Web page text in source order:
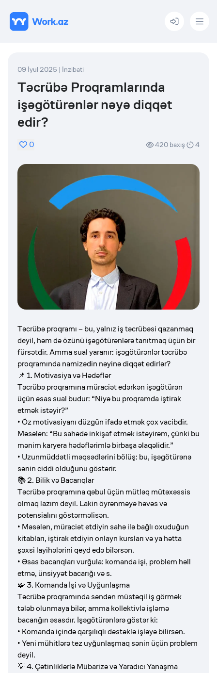
Menu
09 İyul 2025 | İnzibati
Təcrübə Proqramlarında
işəgötürənlər nəyə diqqət
edir?
0 420 baxış 4
Təcrübə proqramı – bu, yalnız iş təcrübəsi qazanmaq
deyil, həm də özünü işəgötürənlərə tanıtmaq üçün bir
fürsətdir. Amma sual yaranır: işəgötürənlər təcrübə
proqramında namizədin nəyinə diqqət edirlər?
📌 1. Motivasiya və Hədəflər
Təcrübə proqramına müraciət edərkən işəgötürən
üçün əsas sual budur: “Niyə bu proqramda iştirak
etmək istəyir?”
• Öz motivasiyanı düzgün ifadə etmək çox vacibdir.
Məsələn: “Bu sahədə inkişaf etmək istəyirəm, çünki bu
mənim karyera hədəflərimlə birbaşa əlaqəlidir.”
• Uzunmüddətli məqsədlərini bölüş: bu, işəgötürənə
sənin ciddi olduğunu göstərir.
📚 2. Bilik və Bacarıqlar
Təcrübə proqramına qəbul üçün mütləq mütəxəssis
olmaq lazım deyil. Lakin öyrənməyə həvəs və
potensialını göstərməlisən.
• Məsələn, müraciət etdiyin sahə ilə bağlı oxuduğun
kitabları, iştirak etdiyin onlayn kursları və ya hətta
şəxsi layihələrini qeyd edə bilərsən.
• Əsas bacarıqları vurğula: komanda işi, problem həll
etmə, ünsiyyət bacarığı və s.
🧩 3. Komanda İşi və Uyğunlaşma
Təcrübə proqramında səndən müstəqil iş görmək
tələb olunmaya bilər, amma kollektivlə işləmə
bacarığın əsasdır. İşəgötürənlərə göstər ki:
• Komanda içində qarşılıqlı dəstəklə işləyə bilirsən.
• Yeni mühitlərə tez uyğunlaşmaq sənin üçün problem
deyil.
💡 4. Çətinliklərlə Mübarizə və Yaradıcı Yanaşma